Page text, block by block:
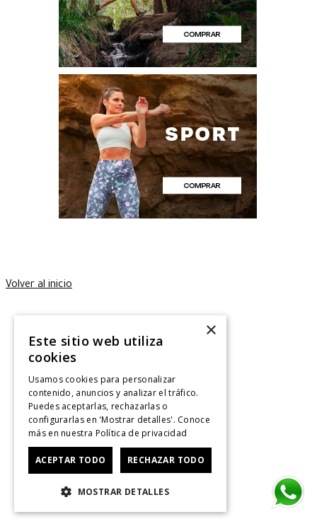
Volver al inicio
×
Este sitio web utiliza
cookies
Usamos cookies para personalizar
contenido, anuncios y analizar el tráfico.
Puedes aceptarlas, rechazarlas o
configurarlas en 'Mostrar detalles'. Conoce
más en nuestra Política de privacidad
ACEPTAR TODO RECHAZAR TODO
MOSTRAR DETALLES